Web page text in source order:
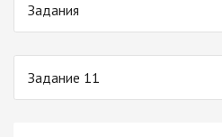
Задания
Задание 11